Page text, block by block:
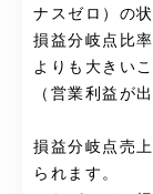
ナスゼロ）の
損益分岐点比
よりも大きい
（営業利益が
損益分岐点売
られます。